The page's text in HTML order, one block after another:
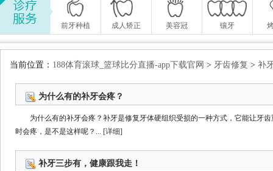
前牙种植 成人矫正 美容冠 镶牙
当前位置： 188体育滚球_篮球比分直播-app下载官网 > 牙齿修复 > 补
为什么有的补牙会疼？
为什么有的补牙会疼？补牙是修复牙体硬组织受损的一种方式，它能让牙
时会疼，是不是这样呢？... [详细]
补牙三步有，健康跟我走！